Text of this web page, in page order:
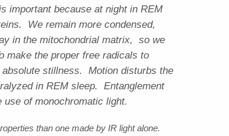
important because at night in REM
We remain more condensed,
in the mitochondrial matrix, so we
make the proper free radicals to
stillness. Motion disturbs the
in REM sleep. Entanglement
of monochromatic light.
than one made by IR light alone.